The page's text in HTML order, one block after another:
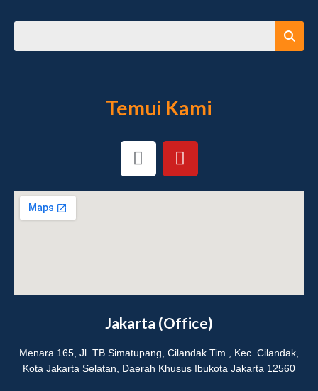
Temui Kami
I
n
m
Y
o
Jakarta (Office)
Menara 165, Jl. TB Simatupang, Cilandak Tim., Kec. Cilandak,
Kota Jakarta Selatan, Daerah Khusus Ibukota Jakarta 12560